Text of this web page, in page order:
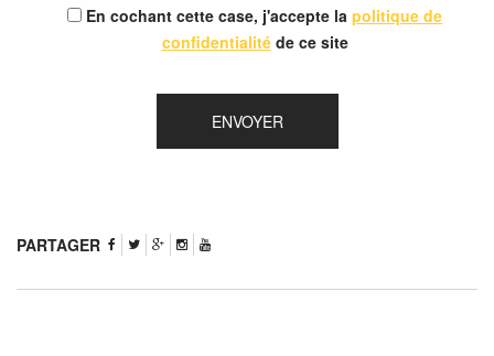
En cochant cette case, j'accepte la politique de
confidentialitéde ce site
PARTAGER